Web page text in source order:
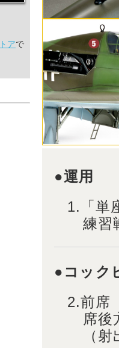
アで
●運用
1.「単
練習
●コック
2.前席
席後
（